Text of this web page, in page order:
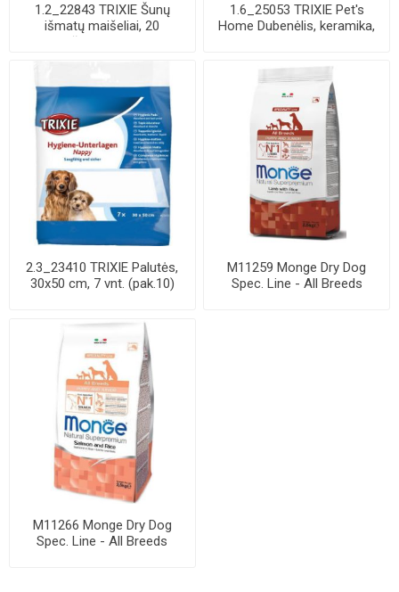
1.2_22843 TRIXIE Šunų
išmatų maišeliai, 20
maišelių-rulone, ...
1.6_25053 TRIXIE Pet's
Home Dubenėlis, keramika,
2.3_23410 TRIXIE Palutės,
30x50 cm, 7 vnt. (pak.10)
M11259 Monge Dry Dog
Spec. Line - All Breeds
M11266 Monge Dry Dog
Spec. Line - All Breeds